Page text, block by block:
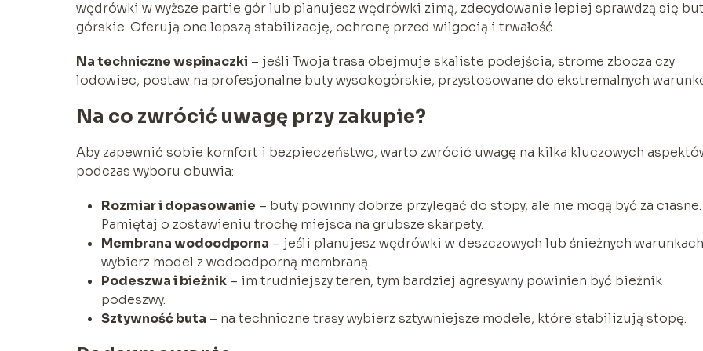
wędrówki w wyższe partie gór lub planujesz wędrówki zimą, zdecydowanie lepiej sprawdzą się
górskie. Oferują one lepszą stabilizację, ochronę przed wilgocią i trwałość.
Na techniczne wspinaczki – jeśli Twoja trasa obejmuje skaliste podejścia, strome zbocza czy
lodowiec, postaw na profesjonalne buty wysokogórskie, przystosowane do ekstremalnych
Na co zwrócić uwagę przy zakupie?
Aby zapewnić sobie komfort i bezpieczeństwo, warto zwrócić uwagę na kilka kluczowych
podczas wyboru obuwia:
Rozmiar i dopasowanie – buty powinny dobrze przylegać do stopy, ale nie mogą być za ciasne.
Pamiętaj o zostawieniu trochę miejsca na grubsze skarpety.
Membrana wodoodporna – jeśli planujesz wędrówki w deszczowych lub śnieżnych
wybierz model z wodoodporną membraną.
Podeszwa i bieżnik – im trudniejszy teren, tym bardziej agresywny powinien być bieżnik
podeszwy.
Sztywność buta – na techniczne trasy wybierz sztywniejsze modele, które stabilizują stopę.